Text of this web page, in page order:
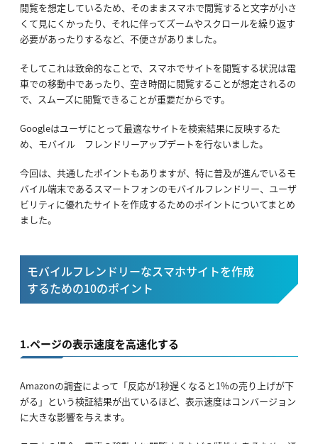
閲覧を想定しているため、そのままスマホで閲覧すると文字が小さ
くて見にくかったり、それに伴ってズームやスクロールを繰り返す
必要があったりするなど、不便さがありました。
そしてこれは致命的なことで、スマホでサイトを閲覧する状況は電
車での移動中であったり、空き時間に閲覧することが想定されるの
で、スムーズに閲覧できることが重要だからです。
Googleはユーザにとって最適なサイトを検索結果に反映するた
め、モバイル フレンドリーアップデートを行ないました。
今回は、共通したポイントもありますが、特に普及が進んでいるモ
バイル端末であるスマートフォンのモバイルフレンドリー、ユーザ
ビリティに優れたサイトを作成するためのポイントについてまとめ
ました。
モバイルフレンドリーなスマホサイトを作成
するための10のポイント
1.ページの表示速度を高速化する
Amazonの調査によって「反応が1秒遅くなると1%の売り上げが下
がる」という検証結果が出ているほど、表示速度はコンバージョン
に大きな影響を与えます。